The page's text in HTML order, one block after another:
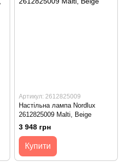
Артикул: 2612825009
Настільна лампа Nordlux
2612825009 Malti, Beige
3 948 грн
Купити